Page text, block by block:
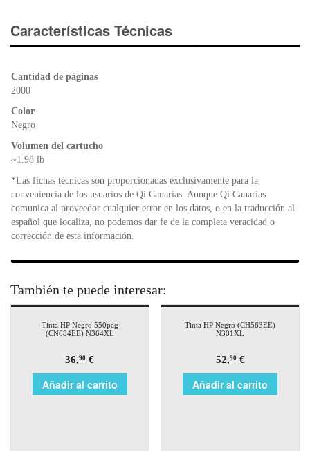
e
b
o
er s
A
ri
e
Características Técnicas
Cantidad de páginas
2000
Color
Negro
Volumen del cartucho
~1.98 lb
*Las fichas técnicas son proporcionadas exclusivamente para la
conveniencia de los usuarios de Qi Canarias. Aunque Qi Canarias
comunica al proveedor cualquier error en los datos, o en la traducción al
español que localiza, no podemos dar fe de la completa veracidad o
corrección de esta información.
También te puede interesar:
Tinta HP Negro 550pag
(CN684EE) N364XL
36,90 €
Añadir al carrito
Tinta HP Negro (CH563EE)
N301XL
52,90€
Añadir al carrito